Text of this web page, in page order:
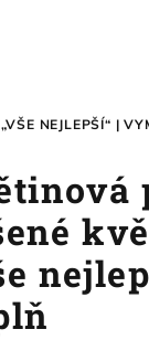
NEJLEPŠÍ“ |